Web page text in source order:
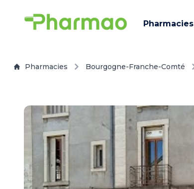
Pharmacies
Pharmacies Bourgogne-Franche-Comté